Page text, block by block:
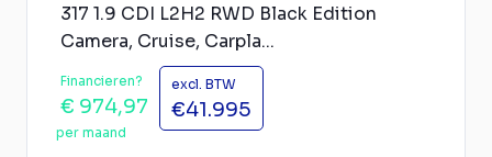
317 1.9 CDI L2H2 RWD Black Edition
Camera, Cruise, Carpla...
Financieren?
€ 974,97
per maand
excl. BTW
€41.995